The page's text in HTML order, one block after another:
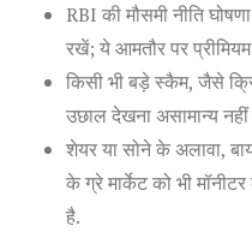
RBI की मौसमी नीति
रखें; ये आमतौर पर
किसी भी बड़े स्कैम, जैसे
उछाल देखना असामान्य
शेयर या सोने के अलावा,
के ग्रे मार्केट को भी
है.